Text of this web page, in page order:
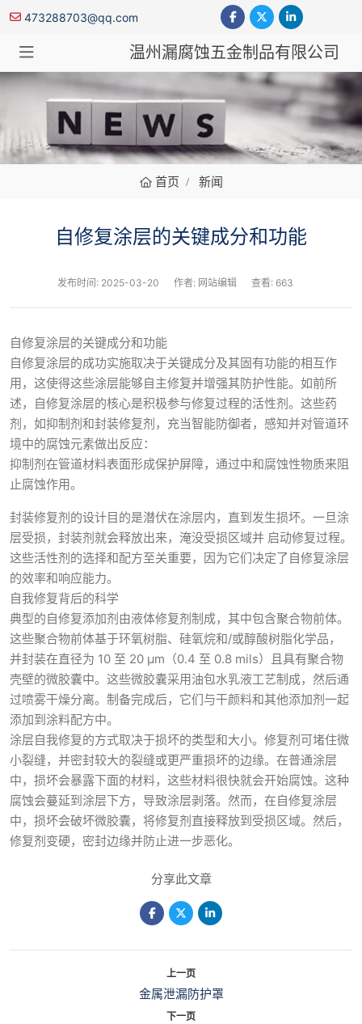
473288703@qq.com
温州漏腐蚀五金制品有限公司
新闻
首页 新闻
自修复涂层的关键成分和功能
发布时间: 2025-03-20 作者: 网站编辑 查看: 663
自修复涂层的关键成分和功能
自修复涂层的成功实施取决于关键成分及其固有功能的相互作
用，这使得这些涂层能够自主修复并增强其防护性能。如前所
述，自修复涂层的核心是积极参与修复过程的活性剂。这些药
剂，如抑制剂和封装修复剂，充当智能防御者，感知并对管道环
境中的腐蚀元素做出反应：
抑制剂在管道材料表面形成保护屏障，通过中和腐蚀性物质来阻
止腐蚀作用。
封装修复剂的设计目的是潜伏在涂层内，直到发生损坏。一旦涂
层受损，封装剂就会释放出来，淹没受损区域并 启动修复过程。
这些活性剂的选择和配方至关重要，因为它们决定了自修复涂层
的效率和响应能力。
自我修复背后的科学
典型的自修复添加剂由液体修复剂制成，其中包含聚合物前体。
这些聚合物前体基于环氧树脂、硅氧烷和/或醇酸树脂化学品，
并封装在直径为 10 至 20 µm（0.4 至 0.8 mils）且具有聚合物
壳壁的微胶囊中。这些微胶囊采用油包水乳液工艺制成，然后通
过喷雾干燥分离。制备完成后，它们与干颜料和其他添加剂一起
添加到涂料配方中。
涂层自我修复的方式取决于损坏的类型和大小。修复剂可堵住微
小裂缝，并密封较大的裂缝或更严重损坏的边缘。在普通涂层
中，损坏会暴露下面的材料，这些材料很快就会开始腐蚀。这种
腐蚀会蔓延到涂层下方，导致涂层剥落。然而，在自修复涂层
中，损坏会破坏微胶囊，将修复剂直接释放到受损区域。然后，
修复剂变硬，密封边缘并防止进一步恶化。
分享此文章
上一页
金属泄漏防护罩
下一页